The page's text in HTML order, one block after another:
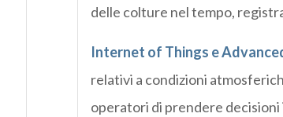
delle colture nel tempo,
Internet of Things e
relativi a condizioni
operatori di prendere